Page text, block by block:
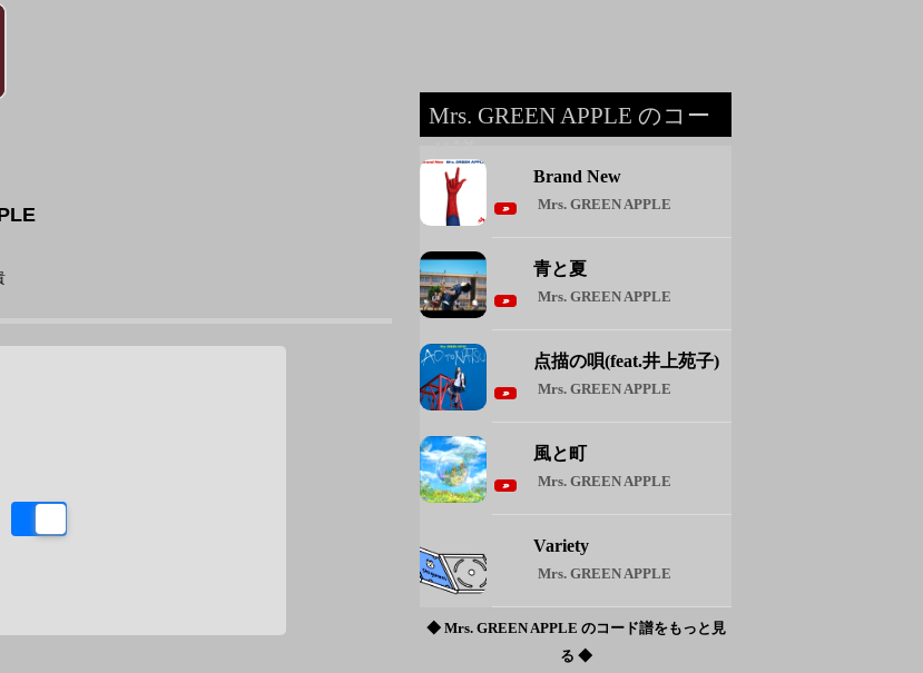
Mrs. GREEN APPLE のコー
Brand New
Mrs. GREEN APPLE
青と夏
Mrs. GREEN APPLE
点描の唄(feat.井上苑子)
Mrs. GREEN APPLE
風と町
Mrs. GREEN APPLE
Variety
Mrs. GREEN APPLE
◆ Mrs. GREEN APPLE のコード譜をもっと見
る ◆